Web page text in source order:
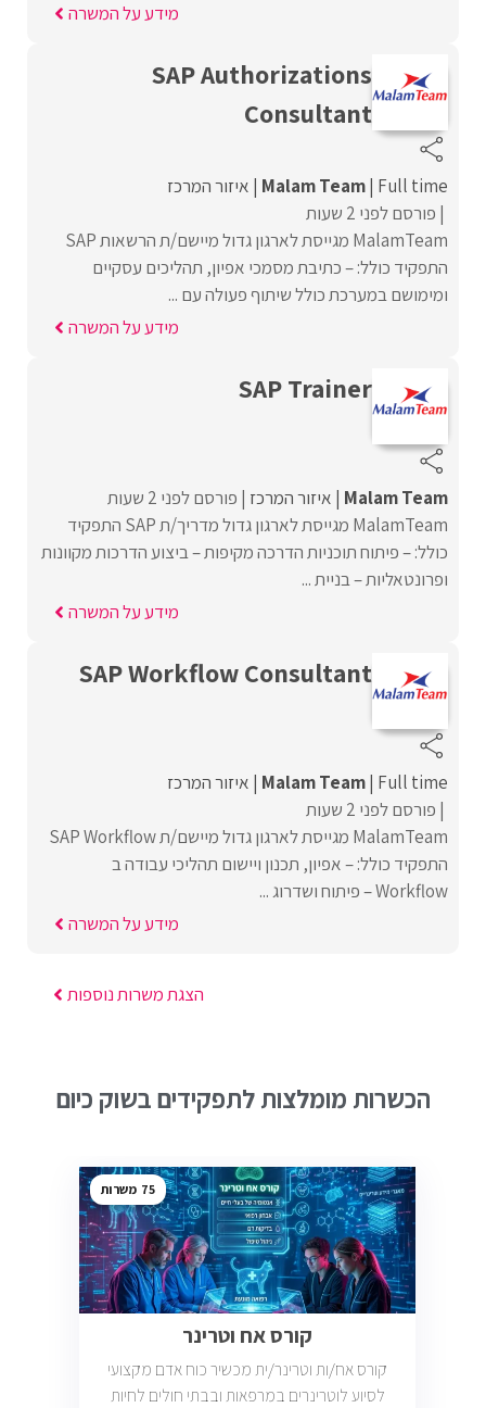
מידע על המשרה
SAP Authorizations
Consultant
Malam Team Full time
איזור המרכז
פורסם לפני 2 שעות
MalamTeam מגייסת לארגון גדול מיישם/ת הרשאות SAP
התפקיד כולל: – כתיבת מסמכי אפיון, תהליכים עסקיים
ומימושם במערכת כולל שיתוף פעולה עם ...
מידע על המשרה
SAP Trainer
Malam Team איזור המרכז פורסם לפני 2 שעות
MalamTeam מגייסת לארגון גדול מדריך/ת SAP התפקיד
כולל: – פיתוח תוכניות הדרכה מקיפות – ביצוע הדרכות מקוונות
ופרונטאליות – בניית ...
מידע על המשרה
SAP Workflow Consultant
Malam Team Full time
איזור המרכז
פורסם לפני 2 שעות
MalamTeam מגייסת לארגון גדול מיישם/ת SAP Workflow
התפקיד כולל: – אפיון, תכנון ויישום תהליכי עבודה ב
Workflow – פיתוח ושדרוג ...
מידע על המשרה
הצגת משרות נוספות
הכשרות מומלצות לתפקידים בשוק כיום
75
קורס אח וטרינר
קורס אח/ות וטרינר/ית מכשיר כוח אדם מקצועי
לסיוע לוטרינרים במרפאות ובבתי חולים לחיות